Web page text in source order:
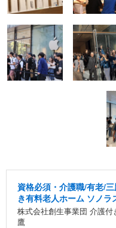
資格必須・介護職/有老/
き有料老人ホーム ソノラ
株式会社創生事業団 介護
鷹